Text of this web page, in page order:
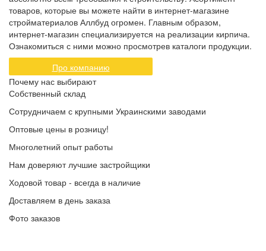
товаров, которые вы можете найти в интернет-магазине
стройматериалов Аллбуд огромен. Главным образом,
интернет-магазин специализируется на реализации кирпича.
Ознакомиться с ними можно просмотрев каталоги продукции.
Про компанию
Почему нас выбирают
Собственный склад
Сотрудничаем с крупными Украинскими заводами
Оптовые цены в розницу!
Многолетний опыт работы
Нам доверяют лучшие застройщики
Ходовой товар - всегда в наличие
Доставляем в день заказа
Фото заказов